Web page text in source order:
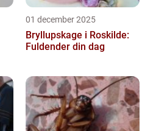
01 december 2025
Bryllupskage i Roskilde:
Fuldender din dag